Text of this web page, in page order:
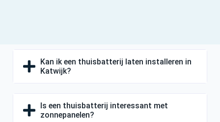
Kan ik een thuisbatterij laten installeren in
Katwijk?
Is een thuisbatterij interessant met
zonnepanelen?